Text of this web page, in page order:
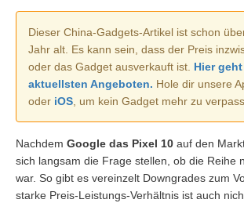
Dieser China-Gadgets-Artikel ist schon
Jahr alt. Es kann sein, dass der Preis
oder das Gadget ausverkauft ist. Hier
aktuellsten Angeboten. Hole dir unsere
oder iOS, um kein Gadget mehr zu
Nachdem Google das Pixel 10 auf den
sich langsam die Frage stellen, ob die Reihe
war. So gibt es vereinzelt Downgrades zum
starke Preis-Leistungs-Verhältnis ist auch